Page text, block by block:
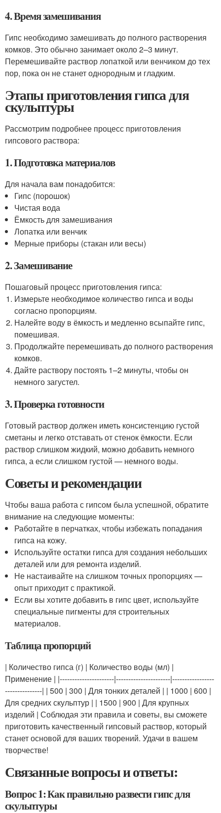
4. Время замешивания
Гипс необходимо замешивать до полного растворения
комков. Это обычно занимает около 2–3 минут.
Перемешивайте раствор лопаткой или венчиком до тех
пор, пока он не станет однородным и гладким.
Этапы приготовления гипса для
скульптуры
Рассмотрим подробнее процесс приготовления
гипсового раствора:
1. Подготовка материалов
Для начала вам понадобится:
Гипс (порошок)
Чистая вода
Ёмкость для замешивания
Лопатка или венчик
Мерные приборы (стакан или весы)
2. Замешивание
Пошаговый процесс приготовления гипса:
Измерьте необходимое количество гипса и воды
согласно пропорциям.
Налейте воду в ёмкость и медленно всыпайте гипс,
помешивая.
Продолжайте перемешивать до полного растворения
комков.
Дайте раствору постоять 1–2 минуты, чтобы он
немного загустел.
3. Проверка готовности
Готовый раствор должен иметь консистенцию густой
сметаны и легко отставать от стенок ёмкости. Если
раствор слишком жидкий, можно добавить немного
гипса, а если слишком густой — немного воды.
Советы и рекомендации
Чтобы ваша работа с гипсом была успешной, обратите
внимание на следующие моменты:
Работайте в перчатках, чтобы избежать попадания
гипса на кожу.
Используйте остатки гипса для создания небольших
деталей или для ремонта изделий.
Не настаивайте на слишком точных пропорциях —
опыт приходит с практикой.
Если вы хотите добавить в гипс цвет, используйте
специальные пигменты для строительных
материалов.
Таблица пропорций
| Количество гипса (г) | Количество воды (мл) |
Применение | |----------------------|----------------------|-----------------
---------------| | 500 | 300 | Для тонких деталей | | 1000 | 600 |
Для средних скульптур | | 1500 | 900 | Для крупных
изделий | Соблюдая эти правила и советы, вы сможете
приготовить качественный гипсовый раствор, который
станет основой для ваших творений. Удачи в вашем
творчестве!
Связанные вопросы и ответы:
Вопрос 1: Как правильно развести гипс для
скульптуры